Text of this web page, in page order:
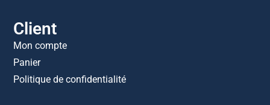
Client
Mon compte
Panier
Politique de confidentialité